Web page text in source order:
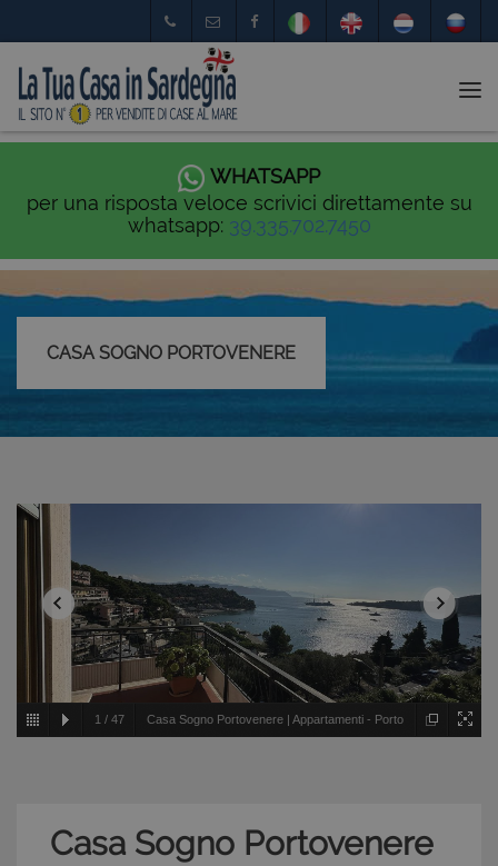
WHATSAPP
per una risposta veloce scrivici direttamente su
whatsapp: 39.335.702.7450
CASA SOGNO PORTOVENERE
1 / 47 Casa Sogno Portovenere | Appartamenti - Porto
Casa Sogno Portovenere